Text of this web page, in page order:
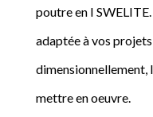
poutre en I
adaptée à vos
dimensionnellement,
mettre en oeuvre.